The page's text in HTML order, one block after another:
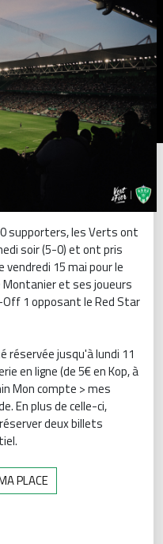
supporters, les Verts ont
soir (5-0) et ont pris
vendredi 15 mai pour le
Montanier et ses joueurs
1 opposant le Red Star
réservée jusqu'à lundi 11
en ligne (de 5€ en Kop, à
Mon compte > mes
En plus de celle-ci,
deux billets
PLACE